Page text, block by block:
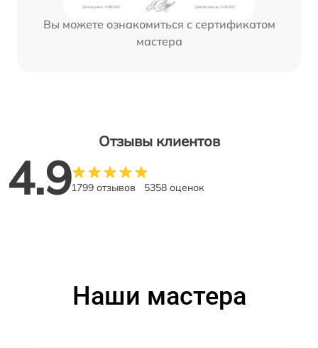
Вы можете ознакомиться с сертификатом
мастера
Отзывы клиентов
4.91799 отзывов 5358 оценок
Наши мастера